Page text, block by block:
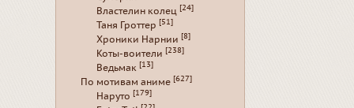
Властелин колец [24]
Таня Гроттер [51]
Хроники Нарнии [8]
Коты-воители [238]
Ведьмак [13]
По мотивам аниме [627]
Наруто [179]